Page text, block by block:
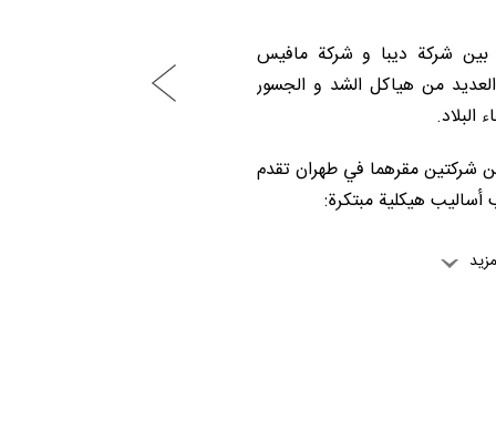
بين شركة دیبا و شرکة مافيس
العديد من هياكل الشد و الجسور
شركتين مقرهما في طهران تقدم
هيكلية مبتكرة:
الهندسية للتصميم